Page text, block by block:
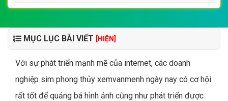
MỤC LỤC BÀI VIẾT [HIỆN]
Với sự phát triển mạnh mẽ của internet, các doanh
nghiệp sim phong thủy xemvanmenh ngày nay có cơ hội
rất tốt để quảng bá hình ảnh cũng như phát triển được